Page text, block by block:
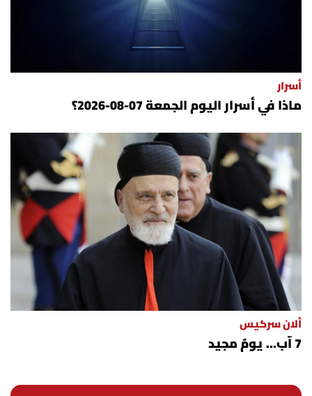
أسرار
ماذا في أسرار اليوم الجمعة 07-08-2026؟
ألان سركيس
7 آب... يومٌ مجيد